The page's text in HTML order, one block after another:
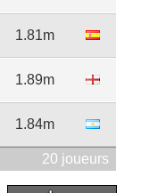
1.81m
1.89m
1.84m
20 joueurs